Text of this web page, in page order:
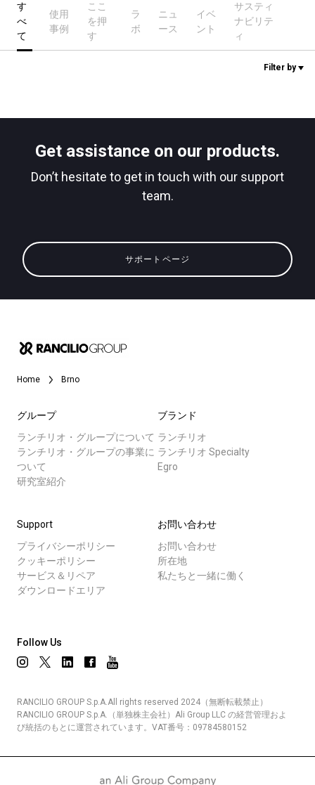
す
べ
て
使用
事例
ここ
を押
す
ラ
ボ
ニュ
ース
イベ
ント
サスティ
ナビリテ
ィ
Filter by
Get assistance on our products.
Don’t hesitate to get in touch with our support
team.
サポートページ
Home Brno
グループ
ランチリオ・グループについて
ランチリオ・グループの事業に
ついて
研究室紹介
ブランド
ランチリオ
ランチリオ Specialty
Egro
Support
プライバシーポリシー
クッキーポリシー
サービス＆リペア
ダウンロードエリア
お問い合わせ
お問い合わせ
所在地
私たちと一緒に働く
Follow Us
RANCILIO GROUP S.p.A.All rights reserved 2024（無断転載禁止）
RANCILIO GROUP S.p.A.（単独株主会社）Ali Group LLC の経営管理およ
び統括のもとに運営されています。VAT番号：09784580152
サスティナビリティ
プライバシーポリシー